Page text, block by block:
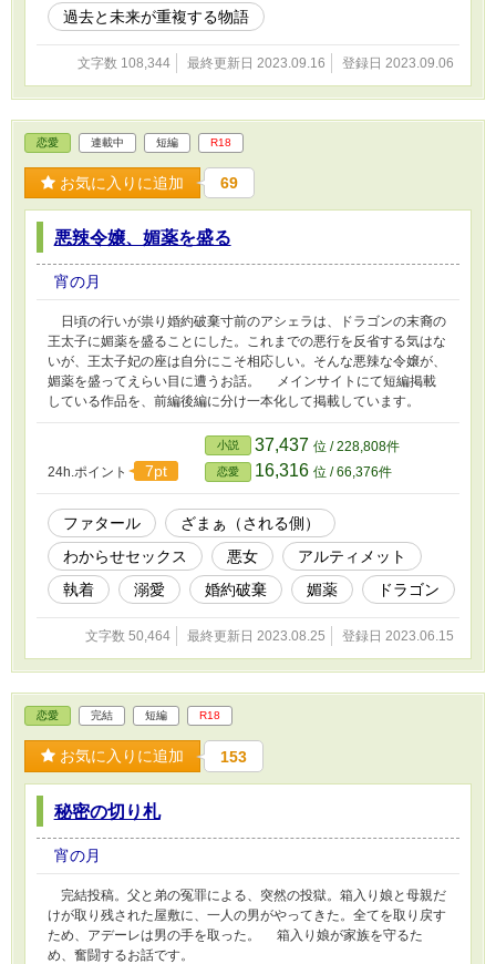
過去と未来が重複する物語
文字数 108,344 最終更新日 2023.09.16 登録日 2023.09.06
恋愛 連載中 短編 R18
お気に入りに追加 69
悪辣令嬢、媚薬を盛る
宵の月
日頃の行いが祟り婚約破棄寸前のアシェラは、ドラゴンの末裔の
王太子に媚薬を盛ることにした。これまでの悪行を反省する気はな
いが、王太子妃の座は自分にこそ相応しい。そんな悪辣な令嬢が、
媚薬を盛ってえらい目に遭うお話。 メインサイトにて短編掲載
している作品を、前編後編に分け一本化して掲載しています。
24h.ポイント 7pt
小説 37,437 位 / 228,808件
恋愛 16,316 位 / 66,376件
ファタール
ざまぁ（される側）
わからせセックス
悪女
アルティメット
執着
溺愛 婚約破棄 媚薬 ドラゴン
文字数 50,464 最終更新日 2023.08.25 登録日 2023.06.15
恋愛 完結 短編 R18
お気に入りに追加 153
秘密の切り札
宵の月
完結投稿。父と弟の冤罪による、突然の投獄。箱入り娘と母親だ
けが取り残された屋敷に、一人の男がやってきた。全てを取り戻す
ため、アデーレは男の手を取った。 箱入り娘が家族を守るた
め、奮闘するお話です。